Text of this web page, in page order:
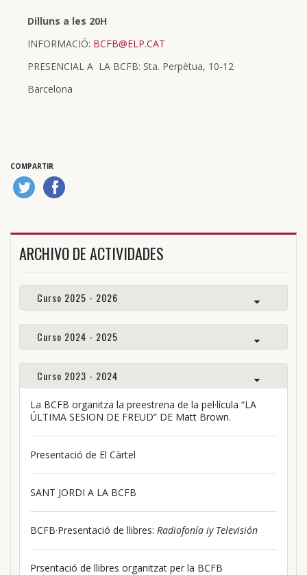
Dilluns a les 20H
INFORMACIÓ: BCFB@ELP.CAT
PRESENCIAL A LA BCFB: Sta. Perpètua, 10-12
Barcelona
COMPARTIR
ARCHIVO DE ACTIVIDADES
Curso 2025 - 2026
Curso 2024 - 2025
Curso 2023 - 2024
La BCFB organitza la preestrena de la pel·lícula “LA
ÚLTIMA SESION DE FREUD” DE Matt Brown.
Presentació de El Càrtel
SANT JORDI A LA BCFB
BCFB·Presentació de llibres: Radiofonía iy Televisión
Prsentació de llibres organitzat per la BCFB